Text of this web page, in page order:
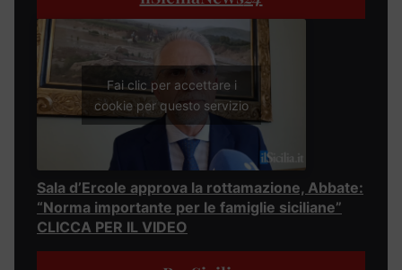
Fai clic per accettare i
cookie per questo servizio
Sala d’Ercole approva la rottamazione, Abbate:
“Norma importante per le famiglie siciliane”
CLICCA PER IL VIDEO